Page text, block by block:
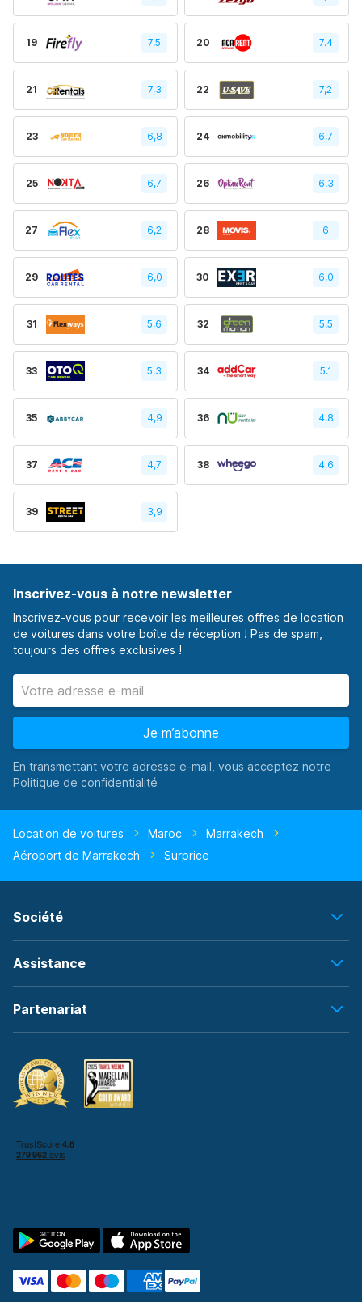
19 7.5 20 7.4
21 7,3 22 7,2
23 6,8 24 6,7
25 6,7 26 6.3
27 6,2 28 6
29 6,0 30 6,0
31 5,6 32 5.5
33 5,3 34 5.1
35 4,9 36 4,8
37 4,7 38 4,6
39 3,9
Inscrivez-vous à notre newsletter
Inscrivez-vous pour recevoir les meilleures offres de location
de voitures dans votre boîte de réception ! Pas de spam,
toujours des offres exclusives !
Je m’abonne
En transmettant votre adresse e-mail, vous acceptez notre
Location de voitures Maroc
Marrakech
Aéroport de Marrakech
Surprice
Société
Assistance
Partenariat